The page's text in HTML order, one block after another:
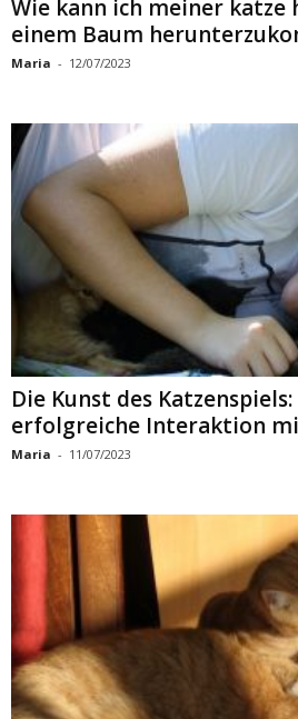
Wie kann ich meiner katze
einem Baum
Maria - 12/07/2023
Die Kunst des
erfolgreiche Interaktion
Maria - 11/07/2023